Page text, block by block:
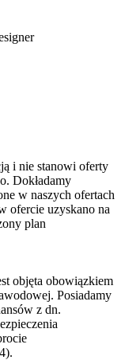
i nie stanowi oferty
Dokładamy
w naszych ofertach
ofercie uzyskano na
plan
objęta obowiązkiem
Posiadamy
z dn.